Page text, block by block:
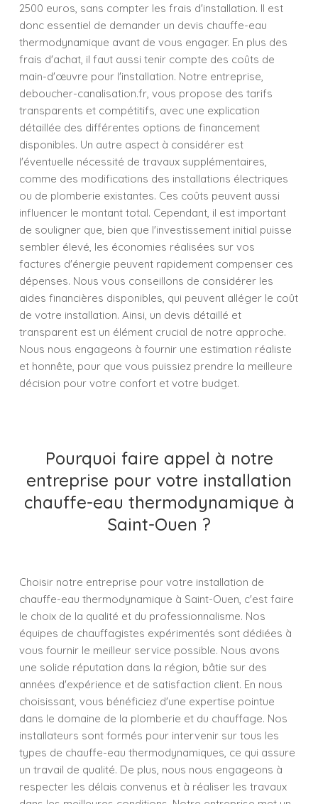
2500 euros, sans compter les frais d'installation. Il est
donc essentiel de demander un devis chauffe-eau
thermodynamique avant de vous engager. En plus des
frais d'achat, il faut aussi tenir compte des coûts de
main-d'œuvre pour l'installation. Notre entreprise,
deboucher-canalisation.fr, vous propose des tarifs
transparents et compétitifs, avec une explication
détaillée des différentes options de financement
disponibles. Un autre aspect à considérer est
l'éventuelle nécessité de travaux supplémentaires,
comme des modifications des installations électriques
ou de plomberie existantes. Ces coûts peuvent aussi
influencer le montant total. Cependant, il est important
de souligner que, bien que l'investissement initial puisse
sembler élevé, les économies réalisées sur vos
factures d'énergie peuvent rapidement compenser ces
dépenses. Nous vous conseillons de considérer les
aides financières disponibles, qui peuvent alléger le coût
de votre installation. Ainsi, un devis détaillé et
transparent est un élément crucial de notre approche.
Nous nous engageons à fournir une estimation réaliste
et honnête, pour que vous puissiez prendre la meilleure
décision pour votre confort et votre budget.
Pourquoi faire appel à notre
entreprise pour votre installation
chauffe-eau thermodynamique à
Saint-Ouen ?
Choisir notre entreprise pour votre installation de
chauffe-eau thermodynamique à Saint-Ouen, c'est faire
le choix de la qualité et du professionnalisme. Nos
équipes de chauffagistes expérimentés sont dédiées à
vous fournir le meilleur service possible. Nous avons
une solide réputation dans la région, bâtie sur des
années d'expérience et de satisfaction client. En nous
choisissant, vous bénéficiez d'une expertise pointue
dans le domaine de la plomberie et du chauffage. Nos
installateurs sont formés pour intervenir sur tous les
types de chauffe-eau thermodynamiques, ce qui assure
un travail de qualité. De plus, nous nous engageons à
respecter les délais convenus et à réaliser les travaux